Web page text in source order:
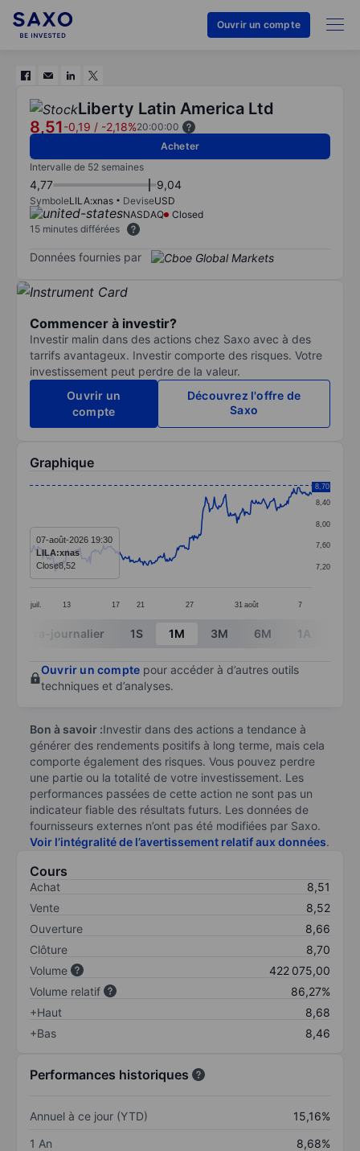
Ouvrir un compte
Liberty Latin America Ltd
8,51-0,19 / -2,18%20:00:00
Acheter
Intervalle de 52 semaines
4,77 9,04
SymboleLILA:xnas DeviseUSD
NASDAQ
Closed
15 minutes différées
Données fournies par
Commencer à investir?
Investir malin dans des actions chez Saxo avec à des
tarrifs avantageux. Investir comporte des risques. Votre
investissement peut perdre de la valeur.
Ouvrir un
compte
Découvrez l'offre de
Saxo
Graphique
Line chart with 299 data points.
The chart has 1 X axis displaying categories.
The chart has 1 Y axis displaying values. Data ranges
juil. 13 17 21 27 31 août 7
7,20
7,60
8,00
8,40
8,70
07-août-2026 19:30
LILA:xnas
Close8,52
End of interactive chart.
Intra-journalier 1S 1M 3M 6M 1A
Ouvrir un compte pour accéder à d’autres outils
techniques et d’analyses.
Bon à savoir :Investir dans des actions a tendance à
générer des rendements positifs à long terme, mais cela
comporte également des risques. Vous pouvez perdre
une partie ou la totalité de votre investissement. Les
performances passées de cette action ne sont pas un
indicateur fiable des résultats futurs. Les données de
fournisseurs externes n’ont pas été modifiées par Saxo.
Voir l’intégralité de l’avertissement relatif aux données.
Cours
Achat
8,51
Vente
8,52
Ouverture
8,66
Clôture
8,70
Volume
422 075,00
Volume relatif
86,27%
+Haut
8,68
+Bas
8,46
Performances historiques
Annuel à ce jour (YTD)
15,16%
1 An
8,68%